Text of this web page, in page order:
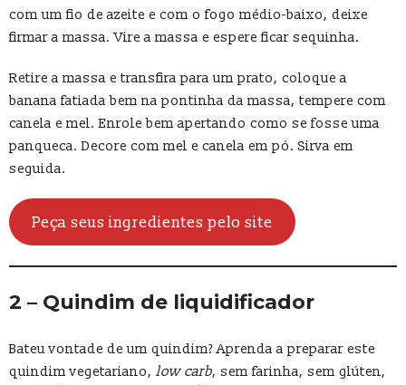
com um fio de azeite e com o fogo médio-baixo, deixe
firmar a massa. Vire a massa e espere ficar sequinha.
Retire a massa e transfira para um prato, coloque a
banana fatiada bem na pontinha da massa, tempere com
canela e mel. Enrole bem apertando como se fosse uma
panqueca. Decore com mel e canela em pó. Sirva em
seguida.
Peça seus ingredientes pelo site
2 – Quindim de liquidificador
Bateu vontade de um quindim? Aprenda a preparar este
quindim vegetariano, low carb, sem farinha, sem glúten,